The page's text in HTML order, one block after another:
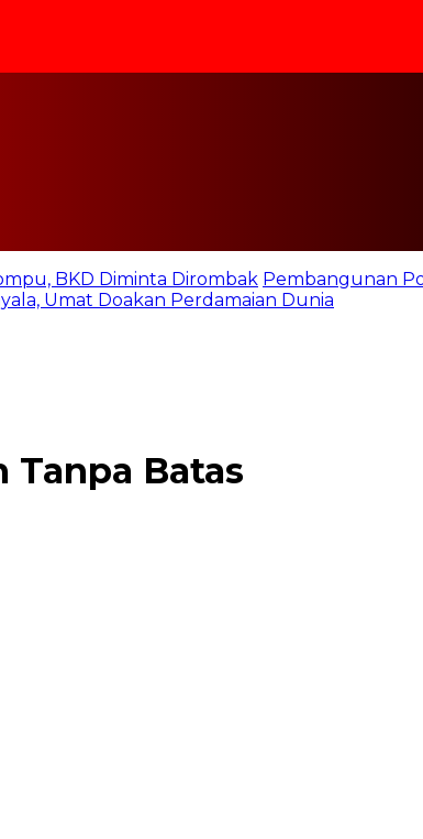
BKD Diminta Dirombak Pembangunan
Umat Doakan Perdamaian Dunia
Tanpa Batas